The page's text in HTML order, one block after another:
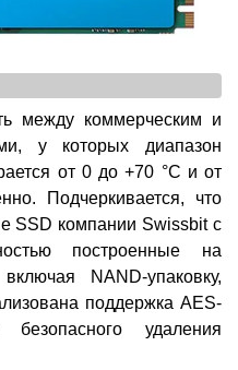
между коммерческим и
у которых диапазон
от 0 до +70 °C и от
Подчеркивается, что
SSD компании Swissbit с
построенные на
NAND-упаковку,
поддержка AES-
удаления